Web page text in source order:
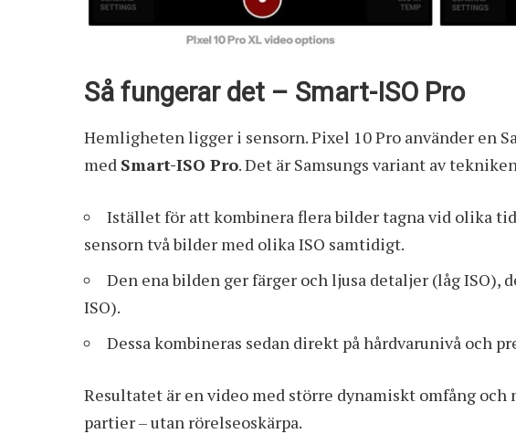
Så fungerar det – Smart-ISO Pro
Hemligheten ligger i sensorn. Pixel 10 Pro använder en
med Smart-ISO Pro. Det är Samsungs variant av
Istället för att kombinera flera bilder tagna vid olika
sensorn två bilder med olika ISO samtidigt.
Den ena bilden ger färger och ljusa detaljer (låg ISO),
ISO).
Dessa kombineras sedan direkt på hårdvarunivå och
Resultatet är en video med större dynamiskt omfång och
partier – utan rörelseoskärpa.